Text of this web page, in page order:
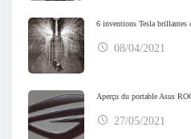
6 inventions Tesla brillantes
08/04/2021
Aperçu du portable Asus
27/05/2021